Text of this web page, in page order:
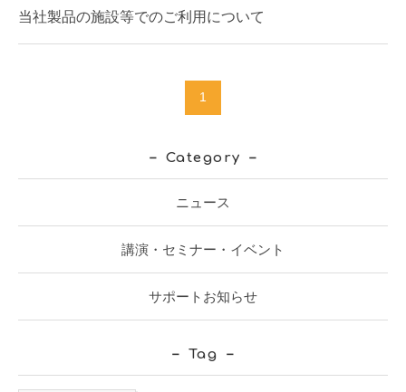
当社製品の施設等でのご利用について
1
Category
ニュース
講演・セミナー・イベント
サポートお知らせ
Tag